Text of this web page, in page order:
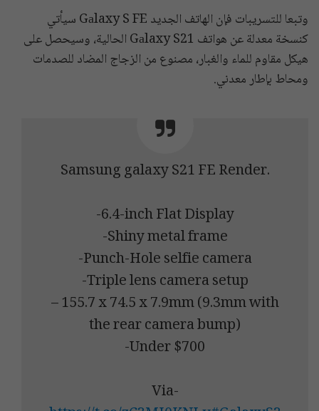
وتبعا للتسريبات فإن الهاتف الجديد Gаlaxy S FE سيأتي
كنسخة معدلة عن هواتف Gаlaxy S21 الحالية، وسيحصل على
هيكل مقاوم للماء والغبار، مصنوع من الزجاج المضاد للصدمات
ومحاط بإطار معدني.
Samsung galaxy S21 FE Render.
-6.4-inch Flat Display
-Shiny metal frame
-Punch-Hole selfie camera
-Triple lens camera setup
– 155.7 x 74.5 x 7.9mm (9.3mm with
the rear camera bump)
-Under $700
Via-